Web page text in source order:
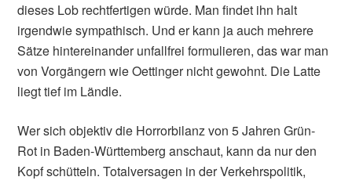
dieses Lob rechtfertigen würde. Man findet ihn halt
irgendwie sympathisch. Und er kann ja auch mehrere
Sätze hintereinander unfallfrei formulieren, das war man
von Vorgängern wie Oettinger nicht gewohnt. Die Latte
liegt tief im Ländle.
Wer sich objektiv die Horrorbilanz von 5 Jahren Grün-
Rot in Baden-Württemberg anschaut, kann da nur den
Kopf schütteln. Totalversagen in der Verkehrspolitik,